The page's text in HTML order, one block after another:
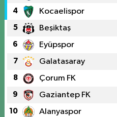
4 Kocaelispor
5 Beşiktaş
6 Eyüpspor
7 Galatasaray
8 Çorum FK
9 Gaziantep FK
10 Alanyaspor